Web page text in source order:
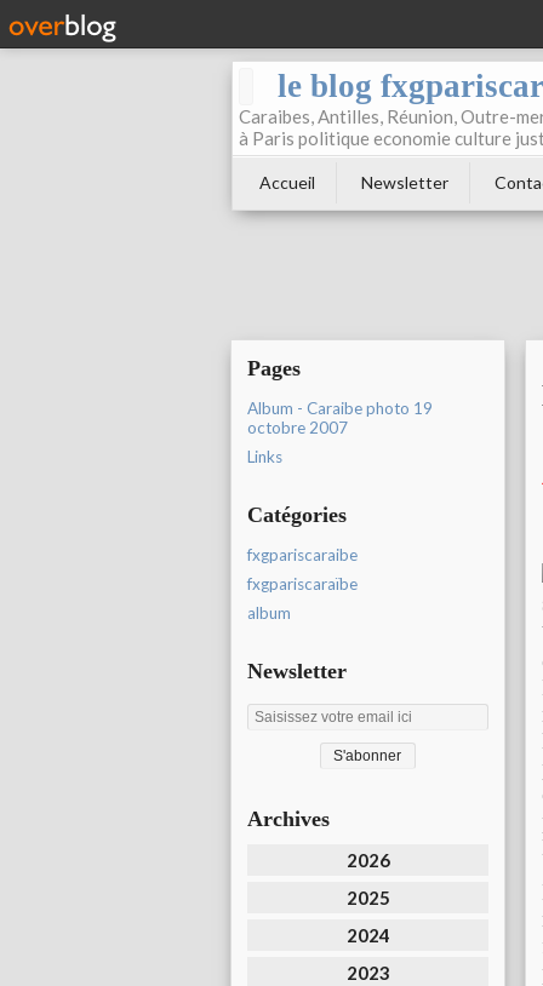
le blog
Caraibes, Antilles, Réunion, Outre-
à Paris politique economie culture
Accueil Newsletter
Pages
Album - Caraibe photo 19
octobre 2007
Links
Catégories
fxgpariscaraibe
fxgpariscaraïbe
album
Newsletter
Archives
2026
2025
2024
2023